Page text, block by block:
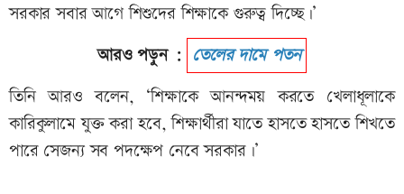
সরকার সবার আগে শিশুদের শিক্ষাকে গুরুত্ব দিচ্ছে।’
আরও পড়ুন : তেলের দামে পতন
তিনি আরও বলেন, ‘শিক্ষাকে আনন্দময় করতে খেলাধূলাকে
কারিকুলামে যুক্ত করা হবে, শিক্ষার্থীরা যাতে হাসতে হাসতে শিখতে
পারে সেজন্য সব পদক্ষেপ নেবে সরকার।’